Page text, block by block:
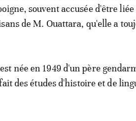
souvent accusée d'être
de M. Ouattara, qu'elle a
née en 1949 d'un père
des études d'histoire et de